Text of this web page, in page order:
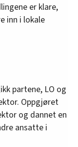
er klare,
inn i lokale
partene, LO og
Oppgjøret
og dannet en
ansatte i